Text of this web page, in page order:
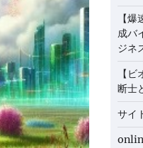
【
成バ
ジネ
【
断士
サイ